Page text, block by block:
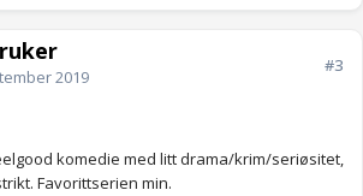
2019
#3
komedie med litt drama/krim/seriøsitet,
Favorittserien min.